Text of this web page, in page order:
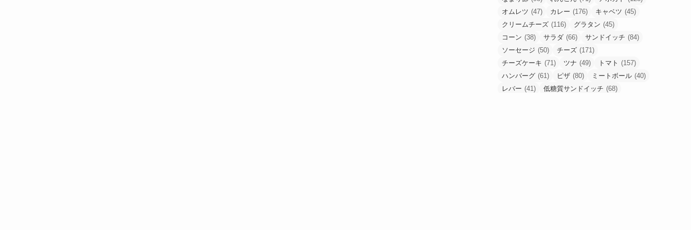
オムレツ (47) カレー (176) キャベツ (45)
クリームチーズ (116) グラタン (45)
コーン (38) サラダ (66) サンドイッチ (84)
ソーセージ (50) チーズ (171)
チーズケーキ (71) ツナ (49) トマト (157)
ハンバーグ (61) ピザ (80) ミートボール (40)
レバー (41) 低糖質サンドイッチ (68)